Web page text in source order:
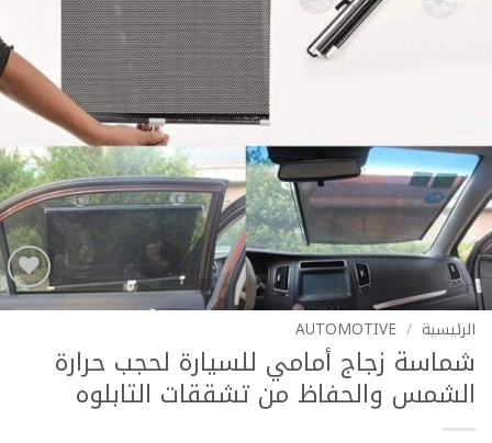
Add to
الرئيسية AUTOMOTIVE
شماسة زجاج أمامي للسيارة لحجب حرارة
الشمس والحفاظ من تشققات التابلوه